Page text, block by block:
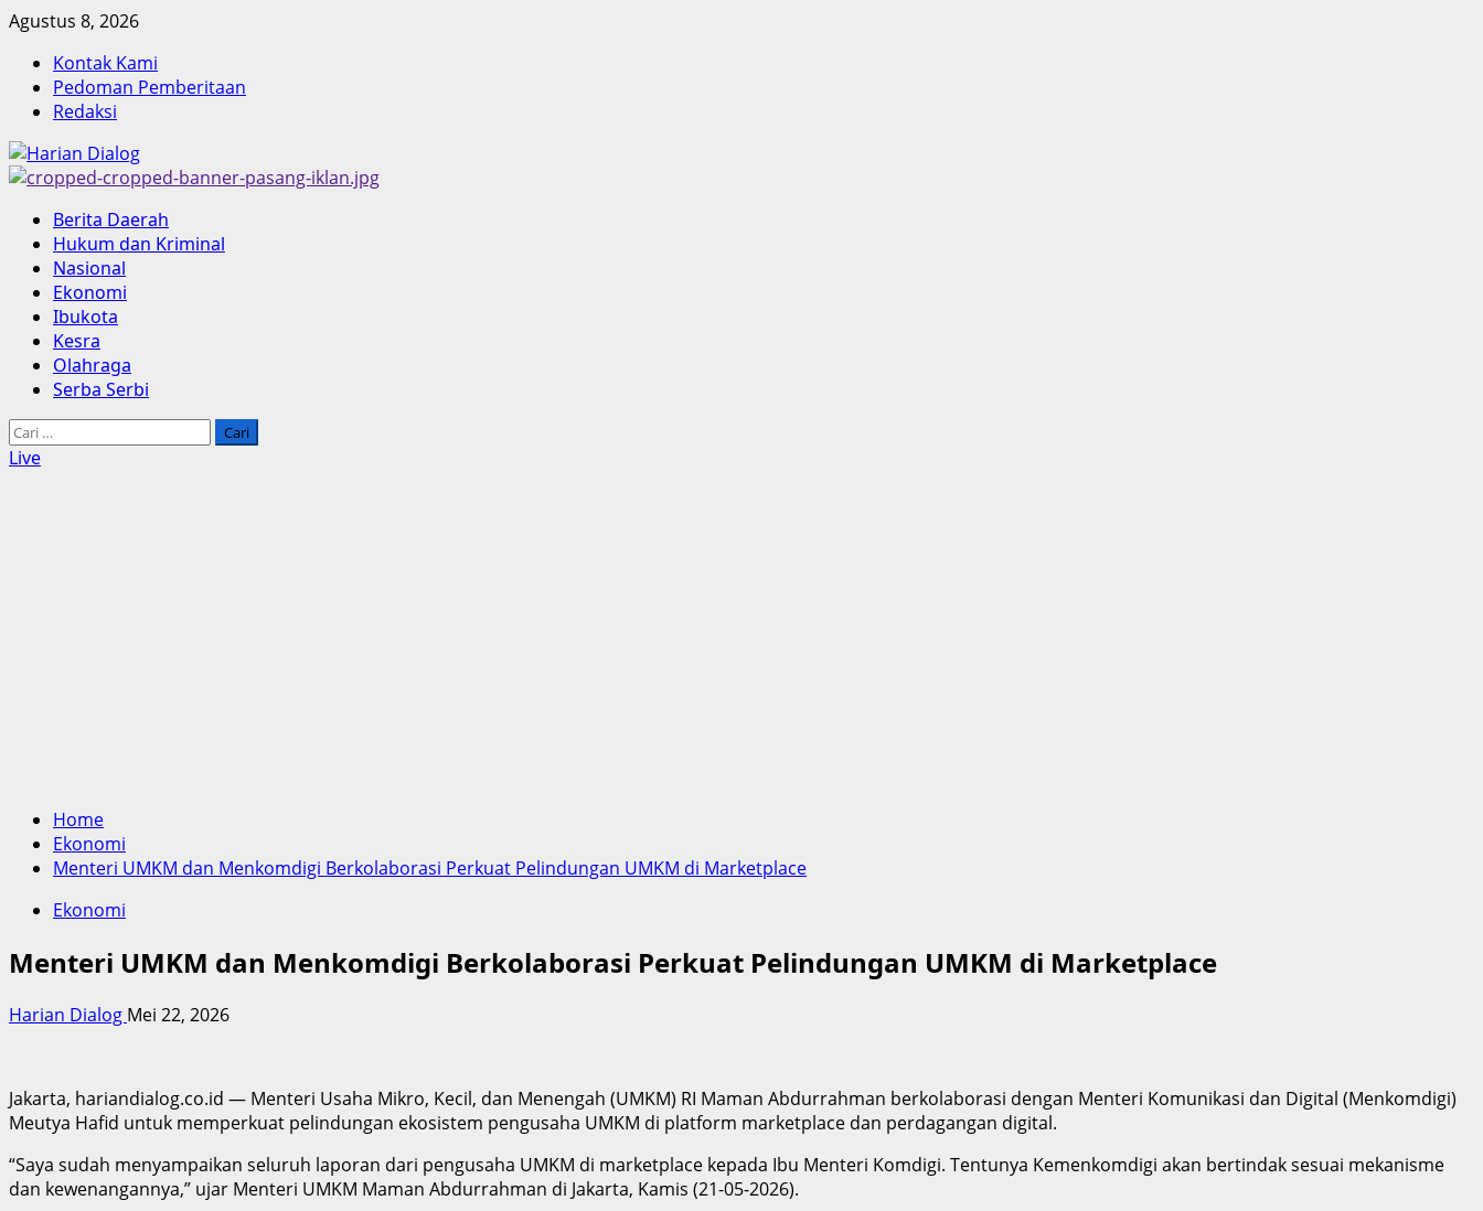
Skip
content
Agustus 8, 2026
Kontak Kami
Pedoman Pemberitaan
Redaksi
Primary
Menu
Berita Daerah
Hukum dan Kriminal
Nasional
Ekonomi
Ibukota
Kesra
Olahraga
Serba Serbi
Cari
untuk:
Live
Home
Ekonomi
Menteri UMKM dan Menkomdigi Berkolaborasi Perkuat Pelindungan UMKM di Marketplace
Ekonomi
Menteri UMKM dan Menkomdigi Berkolaborasi Perkuat Pelindungan UMKM di Marketplace
Harian Dialog Mei 22, 2026
Jakarta, hariandialog.co.id — Menteri Usaha Mikro, Kecil, dan Menengah (UMKM) RI Maman Abdurrahman berkolaborasi dengan Menteri Komunikasi dan Digital (Menkomdigi)
Meutya Hafid untuk memperkuat pelindungan ekosistem pengusaha UMKM di platform marketplace dan perdagangan digital.
“Saya sudah menyampaikan seluruh laporan dari pengusaha UMKM di marketplace kepada Ibu Menteri Komdigi. Tentunya Kemenkomdigi akan bertindak sesuai mekanisme
dan kewenangannya,” ujar Menteri UMKM Maman Abdurrahman di Jakarta, Kamis (21-05-2026).